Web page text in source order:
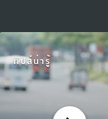
ทิปส์น่ารู้